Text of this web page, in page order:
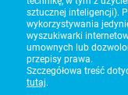
sztucznej inteligencji).
wykorzystywania
wyszukiwarki
umownych lub
przepisy prawa.
Szczegółowa treść
tutaj.